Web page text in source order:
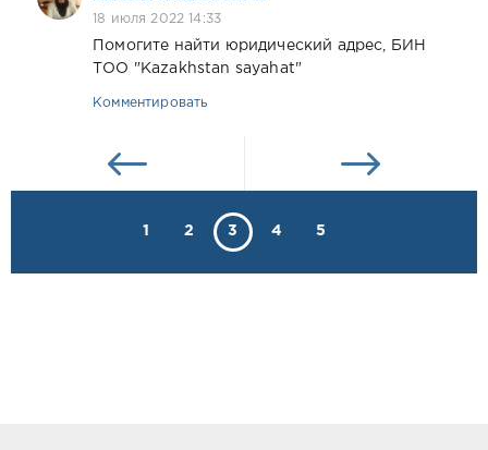
18 июля 2022 14:33
Помогите найти юридический адрес, БИН
ТОО "Kazakhstan sayahat"
Комментировать
1 2 3 4 5